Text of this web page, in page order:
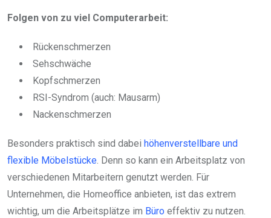
Folgen von zu viel Computerarbeit:
Rückenschmerzen
Sehschwäche
Kopfschmerzen
RSI-Syndrom (auch: Mausarm)
Nackenschmerzen
Besonders praktisch sind dabei höhenverstellbare und
flexible Möbelstücke. Denn so kann ein Arbeitsplatz von
verschiedenen Mitarbeitern genutzt werden. Für
Unternehmen, die Homeoffice anbieten, ist das extrem
wichtig, um die Arbeitsplätze im Büro effektiv zu nutzen.